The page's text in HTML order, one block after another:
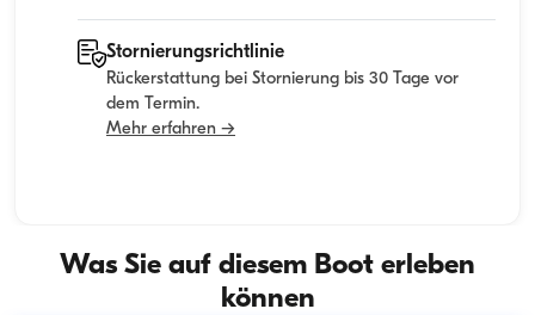
Stornierungsrichtlinie
Rückerstattung bei Stornierung bis 30 Tage vor
dem Termin.
Mehr erfahren →
Was Sie auf diesem Boot erleben
können